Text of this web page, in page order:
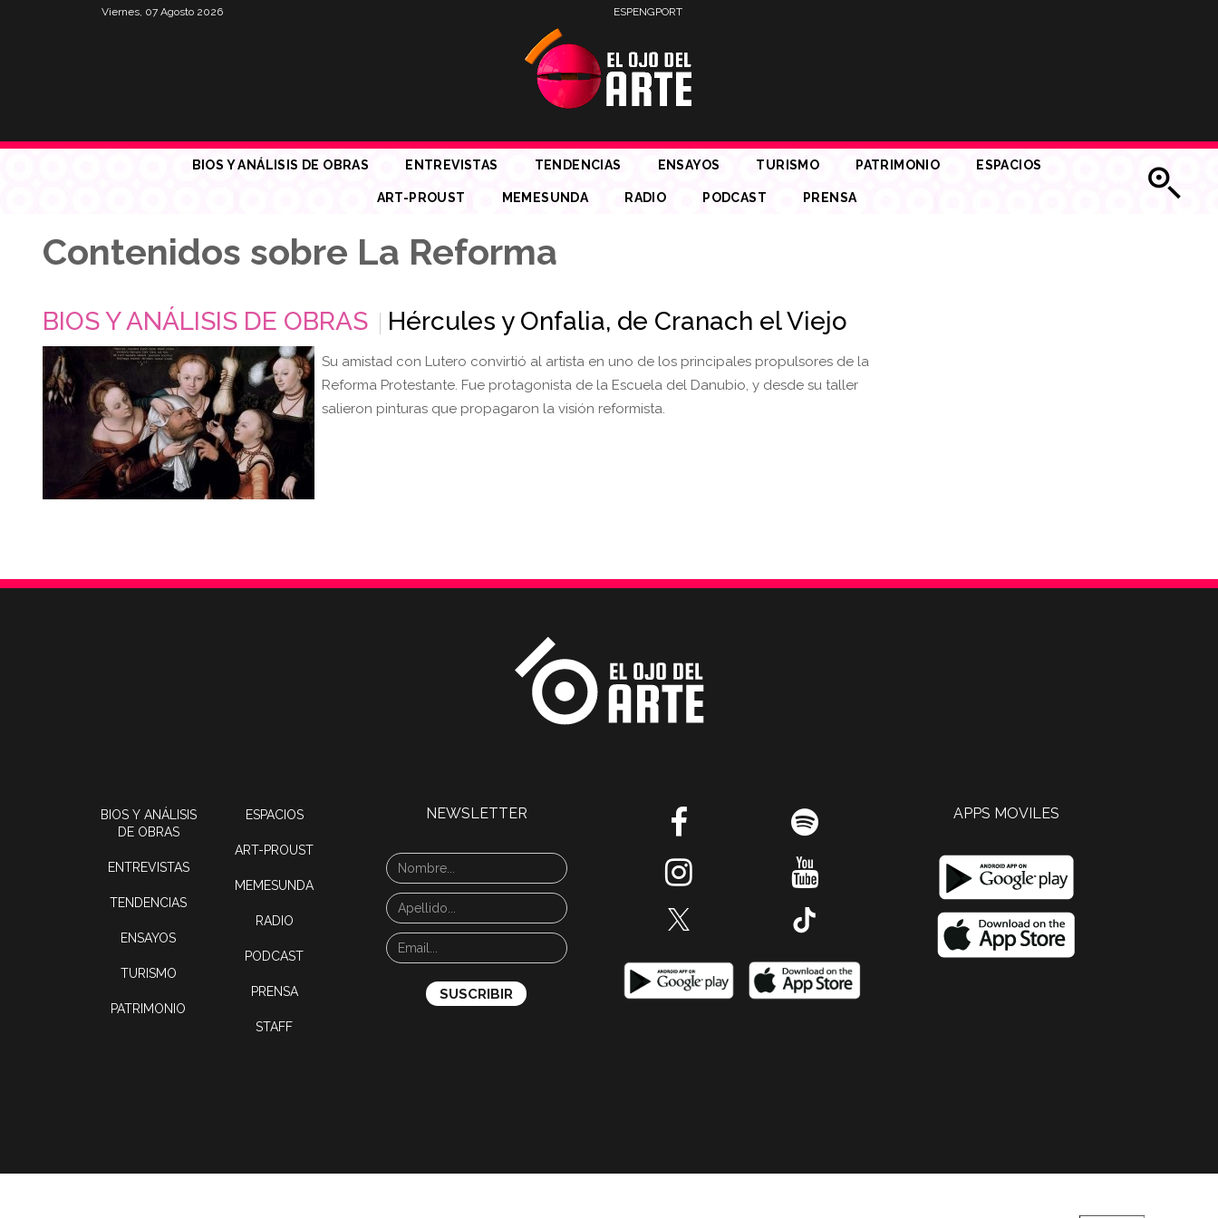
Viernes, 07 Agosto 2026 ESPENGPORT
BIOS Y ANÁLISIS DE OBRAS ENTREVISTAS TENDENCIAS ENSAYOS TURISMO PATRIMONIO ESPACIOS
ART-PROUST MEMESUNDA RADIO PODCAST PRENSA
Contenidos sobre La Reforma
BIOS Y ANÁLISIS DE OBRAS Hércules y Onfalia, de Cranach el Viejo
Su amistad con Lutero convirtió al artista en uno de los principales propulsores de la
Reforma Protestante. Fue protagonista de la Escuela del Danubio, y desde su taller
salieron pinturas que propagaron la visión reformista.
BIOS Y ANÁLISIS
DE OBRAS
ENTREVISTAS
TENDENCIAS
ENSAYOS
TURISMO
PATRIMONIO
ESPACIOS
ART-PROUST
MEMESUNDA
RADIO
PODCAST
PRENSA
STAFF
NEWSLETTER APPS MOVILES